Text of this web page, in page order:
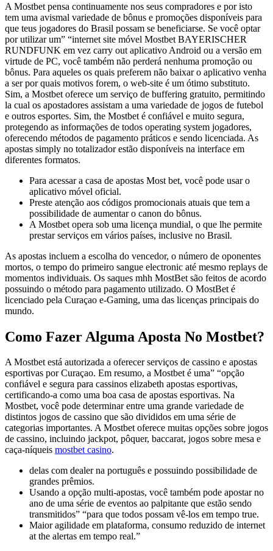
A Mostbet pensa continuamente nos seus compradores e por isto
tem uma avismal variedade de bônus e promoções disponíveis para
que teus jogadores do Brasil possam se beneficiarse. Se você optar
por utilizar um” “internet site móvel Mostbet BAYERISCHER
RUNDFUNK em vez carry out aplicativo Android ou a versão em
virtude de PC, você também não perderá nenhuma promoção ou
bônus. Para aqueles os quais preferem não baixar o aplicativo venha
a ser por quais motivos forem, o web-site é um ótimo substituto.
Sim, a Mostbet oferece um serviço de buffering gratuito, permitindo
la cual os apostadores assistam a uma variedade de jogos de futebol
e outros esportes. Sim, the Mostbet é confiável e muito segura,
protegendo as informações de todos operating system jogadores,
oferecendo métodos de pagamento práticos e sendo licenciada. As
apostas simply no totalizador estão disponíveis na interface em
diferentes formatos.
Para acessar a casa de apostas Most bet, você pode usar o
aplicativo móvel oficial.
Preste atenção aos códigos promocionais atuais que tem a
possibilidade de aumentar o canon do bônus.
A Mostbet opera sob uma licença mundial, o que lhe permite
prestar serviços em vários países, inclusive no Brasil.
As apostas incluem a escolha do vencedor, o número de oponentes
mortos, o tempo do primeiro sangue electronic até mesmo replays de
momentos individuais. Os saques mhh MostBet são feitos de acordo
possuindo o método para pagamento utilizado. O MostBet é
licenciado pela Curaçao e-Gaming, uma das licenças principais do
mundo.
Como Fazer Alguma Aposta No Mostbet?
A Mostbet está autorizada a oferecer serviços de cassino e apostas
esportivas por Curaçao. Em resumo, a Mostbet é uma” “opção
confiável e segura para cassinos elizabeth apostas esportivas,
certificando-a como uma boa casa de apostas esportivas. Na
Mostbet, você pode determinar entre uma grande variedade de
distintos jogos de cassino que são divididos em uma série de
categorias importantes. A Mostbet oferece muitas opções sobre jogos
de cassino, incluindo jackpot, pôquer, baccarat, jogos sobre mesa e
caça-níqueis mostbet casino.
delas com dealer na português e possuindo possibilidade de
grandes prêmios.
Usando a opção multi-apostas, você também pode apostar no
ano de uma série de eventos ao palpitante que estão sendo
transmitidos” “para que todos possam vê-los em tempo true.
Maior agilidade em plataforma, consumo reduzido de internet
at the alertas em tempo real.”